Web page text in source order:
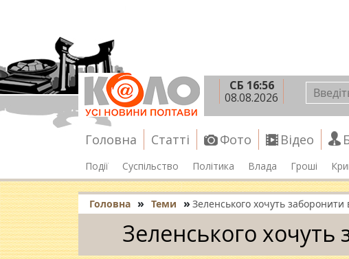
СБ 16:56
08.08.2026
Головна Статті Фото Відео
Події Суспільство Політика Влада Гроші
Головна » Теми » Зеленського хочуть заборонити
Зеленського хочуть